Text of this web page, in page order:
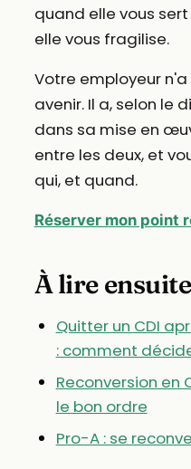
quand elle vous
elle vous fragilise.
Votre employeur
avenir. Il a, selon le
dans sa mise en
entre les deux, et
qui, et quand.
Réserver mon point
À lire ensuite
Quitter un CDI
: comment
Reconversion en
le bon ordre
Pro-A : se